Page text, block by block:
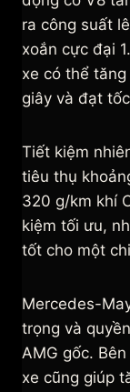
ra công suất
xoắn cực đại
xe có thể
giây và đạt
Tiết kiệm
tiêu thụ
320 g/km khí
kiệm tối ưu,
tốt cho một
Mercedes-
trọng và
AMG gốc.
xe cũng giúp